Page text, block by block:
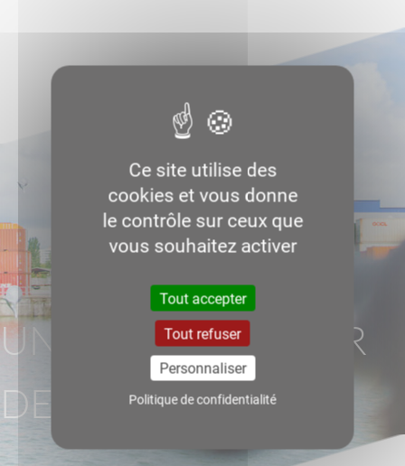
UN PORT AU CŒUR
DE LA VILLE
Ce site utilise des
cookies et vous donne
le contrôle sur ceux que
vous souhaitez activer
Tout accepter
Tout refuser
Personnaliser
Politique de confidentialité